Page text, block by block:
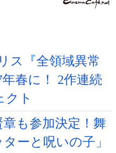
ス『全領域異常
春に！ 2作連続
クト
も参加決定！舞
ーと呪いの子」